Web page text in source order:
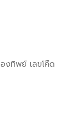
งทิพย์ เลขโค๊ด